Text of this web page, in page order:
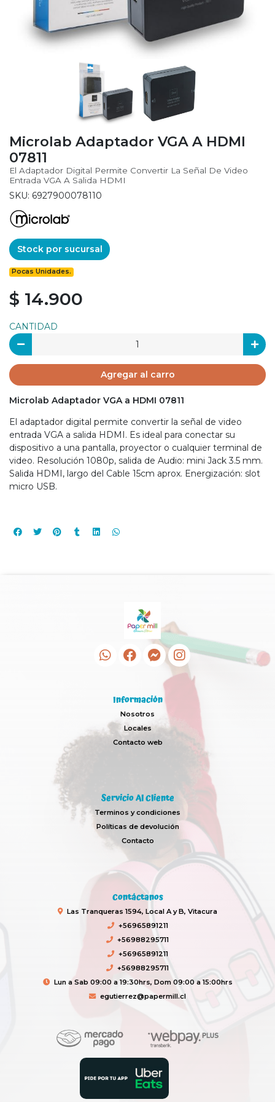
Microlab Adaptador VGA A HDMI
07811
El Adaptador Digital Permite Convertir La Señal De Video
Entrada VGA A Salida HDMI
SKU: 6927900078110
Stock por sucursal
Pocas Unidades.
$ 14.900
CANTIDAD
Agregar al carro
Microlab Adaptador VGA a HDMI 07811
El adaptador digital permite convertir la señal de video
entrada VGA a salida HDMI. Es ideal para conectar su
dispositivo a una pantalla, proyector o cualquier terminal de
video. Resolución 1080p, salida de Audio: mini Jack 3.5 mm.
Salida HDMI, largo del Cable 15cm aprox. Energización: slot
micro USB.
Información
Nosotros
Locales
Contacto web
Servicio Al Cliente
Terminos y condiciones
Políticas de devolución
Contacto
Contáctanos
Las Tranqueras 1594, Local A y B, Vitacura
+56965891211
+56988295711
+56965891211
+56988295711
Lun a Sab 09:00 a 19:30hrs, Dom 09:00 a 15:00hrs
egutierrez@papermill.cl